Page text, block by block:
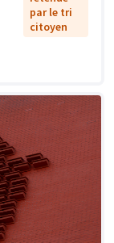
par le tri
citoyen